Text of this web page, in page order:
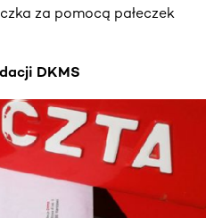
za pomocą pałeczek
DKMS